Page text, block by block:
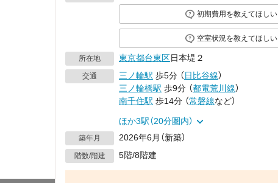
初期費用を教えてほしい
空室状況を教えてほしい
所在地 東京都台東区日本堤２
交通 三ノ輪駅 歩5分 （日比谷線）
三ノ輪橋駅 歩9分 （都電荒川線）
南千住駅 歩14分 （常磐線など）
ほか3駅（20分圏内）
築年月 2026年6月（新築）
階数/階建 5階/8階建